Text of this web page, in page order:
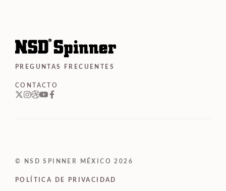
PREGUNTAS FRECUENTES
CONTACTO
© NSD SPINNER MÉXICO 2026
POLÍTICA DE PRIVACIDAD